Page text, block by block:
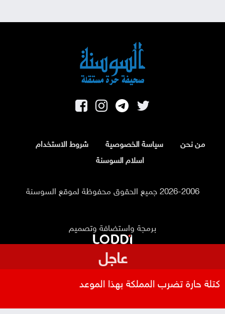
من نحن سياسة الخصوصية
شروط الاستخدام
اسلام السوسنة
2026-2006 جميع الحقوق محفوظة لموقع السوسنة
برمجة واستضافة وتصميم
عاجل
كتلة حارة تضرب المملكة بهذا الموعد